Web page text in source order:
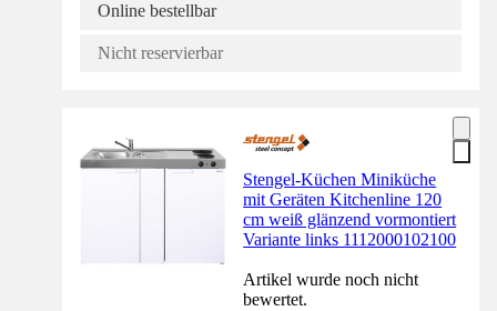
Online bestellbar
Nicht reservierbar
Stengel-Küchen Miniküche
mit Geräten Kitchenline 120
cm weiß glänzend vormontiert
Variante links 1112000102100
Artikel wurde noch nicht
bewertet.